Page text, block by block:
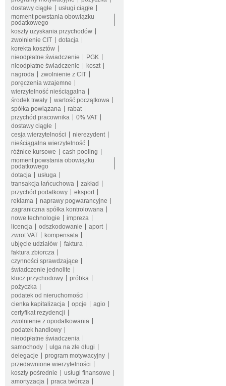
dostawy ciągłe
usługi ciągłe
moment powstania obowiązku
podatkowego
koszty uzyskania przychodów
zwolnienie CIT
dotacja
korekta kosztów
nieodpłatne świadczenie
PGK
nieodpłatne świadczenie
koszt
nagroda
zwolnienie z CIT
poręczenia wzajemne
wierzytelność nieściągalna
środek trwały
wartość początkowa
spółka powiązana
rabat
przychód pracownika
0% VAT
dostawy ciągłe
cesja wierzytelności
nierezydent
nieściągalna wierzytelność
różnice kursowe
cash pooling
moment powstania obowiązku
podatkowego
dotacja
usługa
transakcja łańcuchowa
zakład
przychód podatkowy
eksport
reklama
naprawy pogwarancyjne
zagraniczna spółka kontrolowana
nowe technologie
impreza
licencja
odszkodowanie
aport
zwrot VAT
kompensata
ubjęcie udziałów
faktura
faktura zbiorcza
czynności sprawdzające
świadczenie jednolite
klucz przychodowy
próbka
pożyczka
podatek od nieruchomości
cienka kapitalizacja
opcje
agio
certyfikat rezydencji
zwolnienie z opodatkowania
podatek handlowy
nieodpłatne świadczenia
samochody
ulga na złe długi
delegacje
program motywacyjny
przedawnione wierzytelności
koszty pośrednie
usługi finansowe
amortyzacja
praca twórcza